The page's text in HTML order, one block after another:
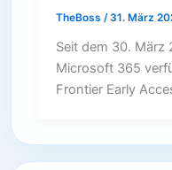
TheBoss /31. März
Seit dem 30.
Microsoft 365
Frontier Early